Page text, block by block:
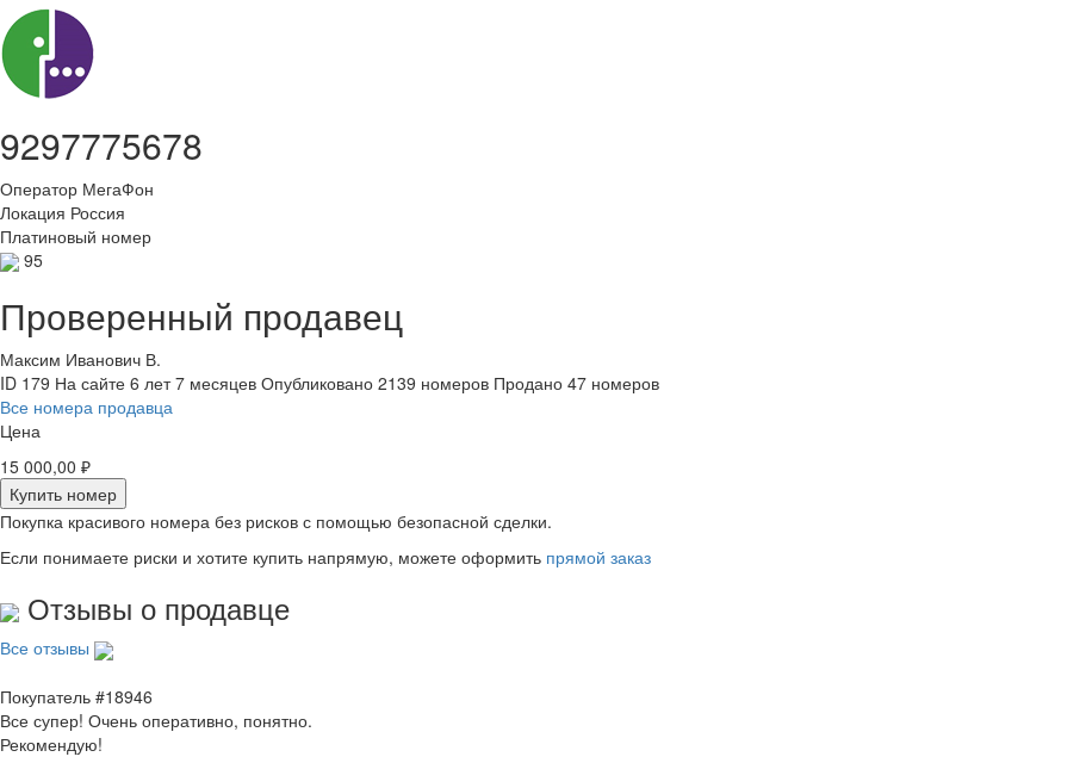
9297775678
Оператор МегаФон
Локация Россия
Платиновый номер
95
Проверенный продавец
Максим Иванович В.
ID 179 На сайте 6 лет 7 месяцев Опубликовано 2139 номеров Продано 47 номеров
Все номера продавца
Цена
15 000,00 ₽
Купить номер
Покупка красивого номера без рисков с помощью безопасной сделки.
Если понимаете риски и хотите купить напрямую, можете оформить прямой заказ
Отзывы о продавце
Все отзывы
Покупатель #18946
Все супер! Очень оперативно, понятно.
Рекомендую!